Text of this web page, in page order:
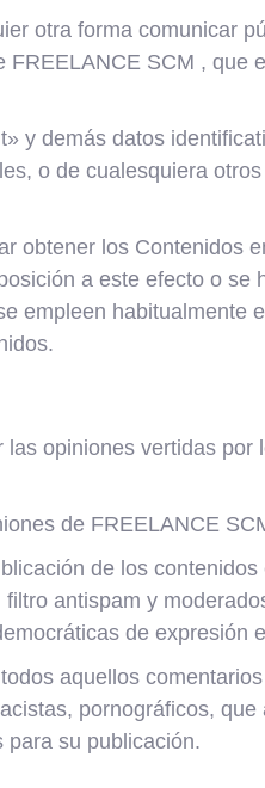
otra forma comunicar
SCM , que
y demás datos
o de cualesquiera
obtener los Contenidos
a este efecto o
empleen habitualmente
opiniones vertidas
de FREELANCE
de los
antispam y
de expresión
aquellos
pornográficos,
para su publicación.